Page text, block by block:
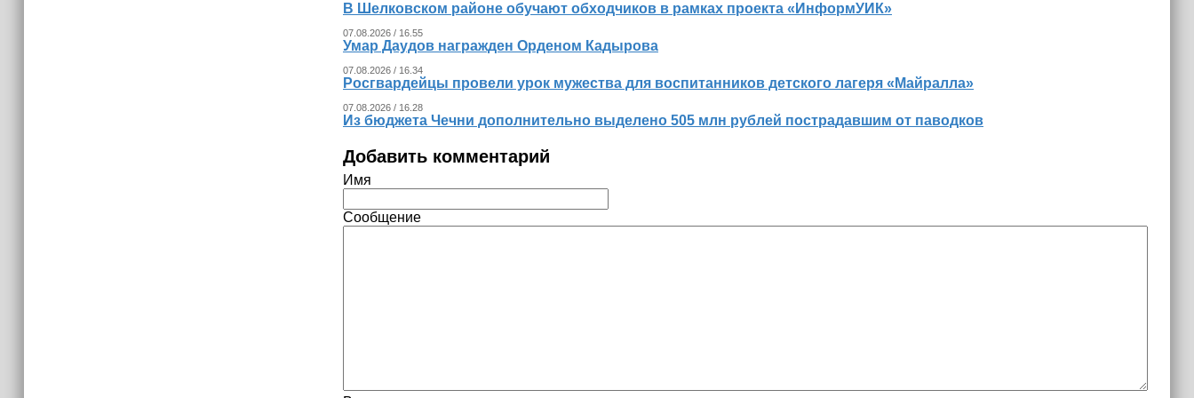
В Шелковском районе обучают обходчиков в рамках проекта «ИнформУИК»
07.08.2026 / 16.55
Умар Даудов награжден Орденом Кадырова
07.08.2026 / 16.34
Росгвардейцы провели урок мужества для воспитанников детского лагеря «Майралла»
07.08.2026 / 16.28
Из бюджета Чечни дополнительно выделено 505 млн рублей пострадавшим от паводков
Добавить комментарий
Имя
Сообщение